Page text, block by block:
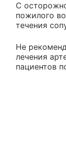
С
пожилого
течения
Не
лечения
пациентов